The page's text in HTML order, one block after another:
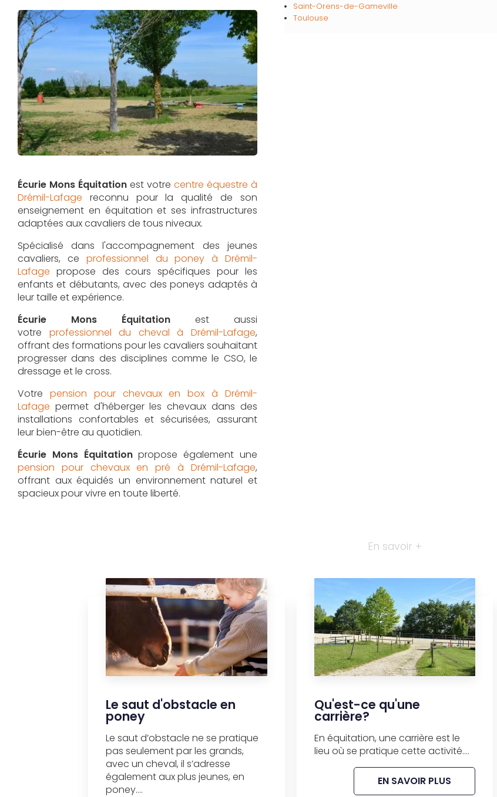
Écurie Mons Équitation est votre centre équestre à
Drémil-Lafage reconnu pour la qualité de son
enseignement en équitation et ses infrastructures
adaptées aux cavaliers de tous niveaux.
Spécialisé dans l'accompagnement des jeunes
cavaliers, ce professionnel du poney à Drémil-
Lafage propose des cours spécifiques pour les
enfants et débutants, avec des poneys adaptés à
leur taille et expérience.
Écurie Mons Équitation est aussi
votre professionnel du cheval à Drémil-Lafage,
offrant des formations pour les cavaliers souhaitant
progresser dans des disciplines comme le CSO, le
dressage et le cross.
Votre pension pour chevaux en box à Drémil-
Lafage permet d'héberger les chevaux dans des
installations confortables et sécurisées, assurant
leur bien-être au quotidien.
Écurie Mons Équitationpropose également une
pension pour chevaux en pré à Drémil-Lafage,
offrant aux équidés un environnement naturel et
spacieux pour vivre en toute liberté.
Saint-Orens-de-Gameville
Toulouse
En savoir +
Le saut d'obstacle en
poney
Le saut d’obstacle ne se pratique
pas seulement par les grands,
avec un cheval, il s’adresse
également aux plus jeunes, en
poney....
Qu'est-ce qu'une
carrière?
En équitation, une carrière est le
lieu où se pratique cette activité....
EN SAVOIR PLUS